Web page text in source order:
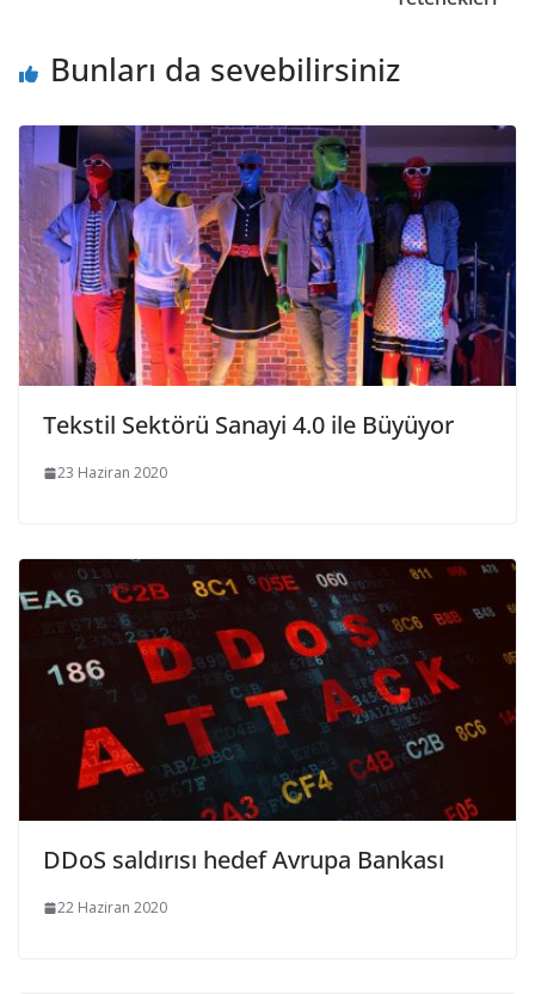
Bunları da sevebilirsiniz
Tekstil Sektörü Sanayi 4.0 ile Büyüyor
23 Haziran 2020
DDoS saldırısı hedef Avrupa Bankası
22 Haziran 2020